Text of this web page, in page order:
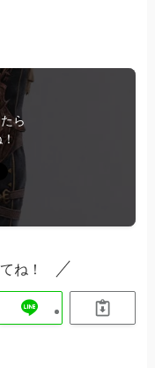
ら
ね！